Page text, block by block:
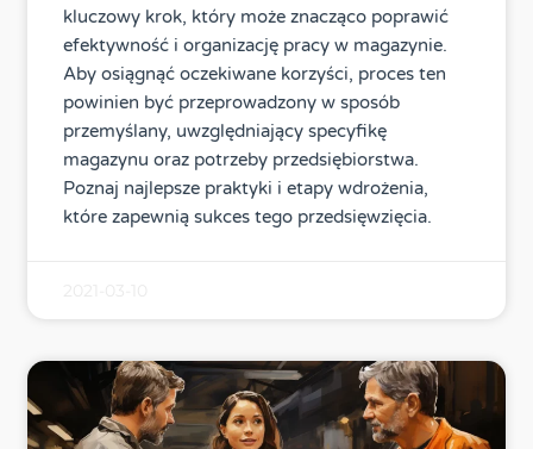
kluczowy krok, który może znacząco poprawić
efektywność i organizację pracy w magazynie.
Aby osiągnąć oczekiwane korzyści, proces ten
powinien być przeprowadzony w sposób
przemyślany, uwzględniający specyfikę
magazynu oraz potrzeby przedsiębiorstwa.
Poznaj najlepsze praktyki i etapy wdrożenia,
które zapewnią sukces tego przedsięwzięcia.